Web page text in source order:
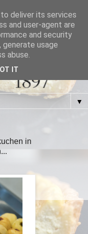
▼
in
deliver its services
and user-agent are
and security
usage
abuse.
IT